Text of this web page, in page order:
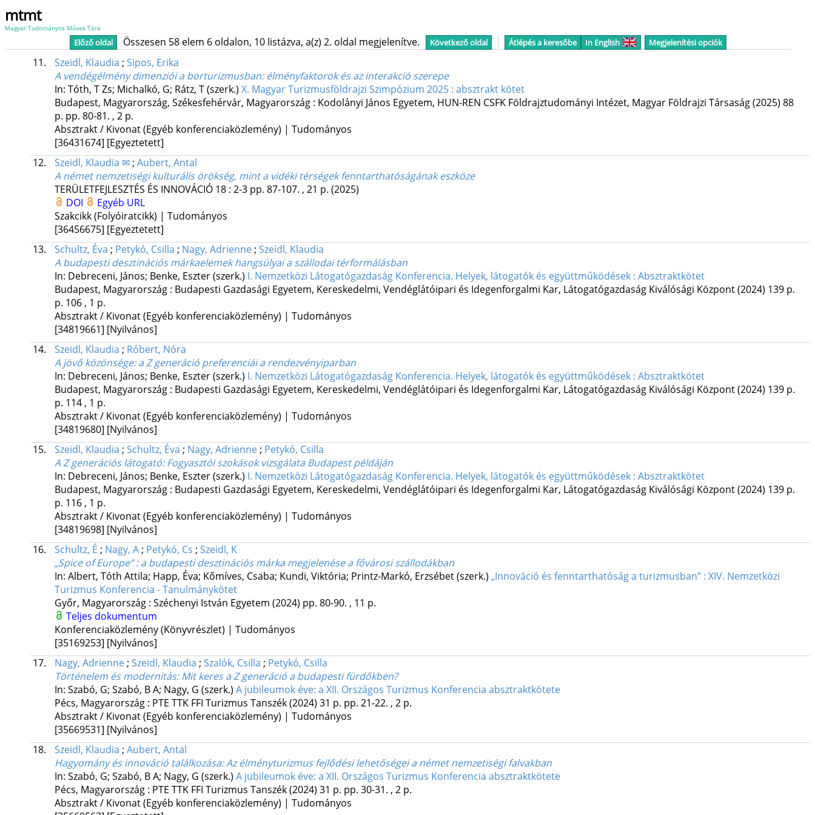
mtmt
Magyar Tudományos Művek Tára
Előző oldal Összesen 58 elem 6 oldalon, 10 listázva, a(z) 2. oldal megjelenítve. Következő oldal Átlépés a keresőbe In English Megjelenítési opciók
11. Szeidl, Klaudia ; Sipos, Erika
A vendégélmény dimenziói a borturizmusban: élményfaktorok és az interakció szerepe
In: Tóth, T Zs; Michalkó, G; Rátz, T (szerk.) X. Magyar Turizmusföldrajzi Szimpózium 2025 : absztrakt kötet
Budapest, Magyarország, Székesfehérvár, Magyarország : Kodolányi János Egyetem, HUN-REN CSFK Földrajztudományi Intézet, Magyar Földrajzi Társaság(2025) 88
p. pp. 80-81. , 2 p.
Absztrakt / Kivonat (Egyéb konferenciaközlemény) | Tudományos
[36431674] [Egyeztetett]
12.
Szeidl, Klaudia ✉; Aubert, Antal
A német nemzetiségi kulturális örökség, mint a vidéki térségek fenntarthatóságának eszköze
TERÜLETFEJLESZTÉS ÉS INNOVÁCIÓ 18: 2-3 pp. 87-107. , 21 p. (2025)
DOI
Egyéb URL
Szakcikk (Folyóiratcikk) | Tudományos
[36456675] [Egyeztetett]
13.
Schultz, Éva ; Petykó, Csilla ; Nagy, Adrienne; Szeidl, Klaudia
A budapesti desztinációs márkaelemek hangsúlyai a szállodai térformálásban
In: Debreceni, János; Benke, Eszter (szerk.) I. Nemzetközi Látogatógazdaság Konferencia. Helyek, látogatók és együttműködések : Absztraktkötet
Budapest, Magyarország : Budapesti Gazdasági Egyetem, Kereskedelmi, Vendéglátóipari és Idegenforgalmi Kar, Látogatógazdaság Kiválósági Központ(2024) 139 p.
p. 106 , 1 p.
Absztrakt / Kivonat (Egyéb konferenciaközlemény) | Tudományos
[34819661] [Nyilvános]
14.
Szeidl, Klaudia ; Róbert, Nóra
A jövő közönsége: a Z generáció preferenciái a rendezvényiparban
In: Debreceni, János; Benke, Eszter (szerk.) I. Nemzetközi Látogatógazdaság Konferencia. Helyek, látogatók és együttműködések : Absztraktkötet
Budapest, Magyarország : Budapesti Gazdasági Egyetem, Kereskedelmi, Vendéglátóipari és Idegenforgalmi Kar, Látogatógazdaság Kiválósági Központ(2024) 139 p.
p. 114 , 1 p.
Absztrakt / Kivonat (Egyéb konferenciaközlemény) | Tudományos
[34819680] [Nyilvános]
15.
Szeidl, Klaudia ; Schultz, Éva ; Nagy, Adrienne; Petykó, Csilla
A Z generációs látogató: Fogyasztói szokások vizsgálata Budapest példáján
In: Debreceni, János; Benke, Eszter (szerk.) I. Nemzetközi Látogatógazdaság Konferencia. Helyek, látogatók és együttműködések : Absztraktkötet
Budapest, Magyarország : Budapesti Gazdasági Egyetem, Kereskedelmi, Vendéglátóipari és Idegenforgalmi Kar, Látogatógazdaság Kiválósági Központ(2024) 139 p.
p. 116 , 1 p.
Absztrakt / Kivonat (Egyéb konferenciaközlemény) | Tudományos
[34819698] [Nyilvános]
16.
Schultz, É ; Nagy, A; Petykó, Cs ; Szeidl, K
„Spice of Europe” : a budapesti desztinációs márka megjelenése a fővárosi szállodákban
In: Albert, Tóth Attila; Happ, Éva; Kőmíves, Csaba; Kundi, Viktória; Printz-Markó, Erzsébet (szerk.) „Innováció és fenntarthatóság a turizmusban” : XIV. Nemzetközi
Turizmus Konferencia - Tanulmánykötet
Győr, Magyarország : Széchenyi István Egyetem (2024) pp. 80-90. , 11 p.
Teljes dokumentum
Konferenciaközlemény (Könyvrészlet) | Tudományos
[35169253] [Nyilvános]
17.
Nagy, Adrienne; Szeidl, Klaudia ; Szalók, Csilla ; Petykó, Csilla
Történelem és modernitás: Mit keres a Z generáció a budapesti fürdőkben?
In: Szabó, G; Szabó, B A; Nagy, G (szerk.) A jubileumok éve: a XII. Országos Turizmus Konferencia absztraktkötete
Pécs, Magyarország : PTE TTK FFI Turizmus Tanszék(2024) 31 p. pp. 21-22. , 2 p.
Absztrakt / Kivonat (Egyéb konferenciaközlemény) | Tudományos
[35669531] [Nyilvános]
18.
Szeidl, Klaudia ; Aubert, Antal
Hagyomány és innováció találkozása: Az élményturizmus fejlődési lehetőségei a német nemzetiségi falvakban
In: Szabó, G; Szabó, B A; Nagy, G (szerk.) A jubileumok éve: a XII. Országos Turizmus Konferencia absztraktkötete
Pécs, Magyarország : PTE TTK FFI Turizmus Tanszék(2024) 31 p. pp. 30-31. , 2 p.
Absztrakt / Kivonat (Egyéb konferenciaközlemény) | Tudományos